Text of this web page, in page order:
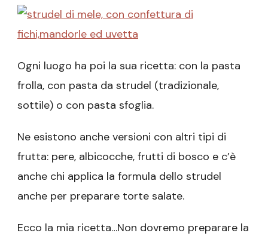
Ogni luogo ha poi la sua ricetta: con la pasta
frolla, con pasta da strudel (tradizionale,
sottile) o con pasta sfoglia.
Ne esistono anche versioni con altri tipi di
frutta: pere, albicocche, frutti di bosco e c’è
anche chi applica la formula dello strudel
anche per preparare torte salate.
Ecco la mia ricetta…Non dovremo preparare la